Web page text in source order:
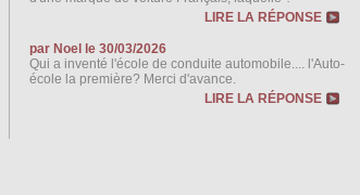
LIRE LA RÉPONSE
par Noel le 30/03/2026
Qui a inventé l'école de conduite automobile.... l'Auto-
école la première? Merci d'avance.
LIRE LA RÉPONSE